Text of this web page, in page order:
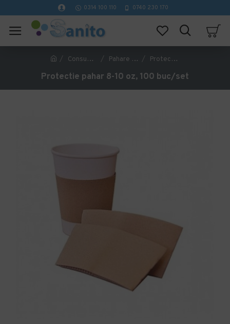
0314 100 110 0740 230 170
Consumabile Catering Pahare de carton si capace Protectie pahar 8-10 oz, 100 buc/set
Protectie pahar 8-10 oz, 100 buc/set